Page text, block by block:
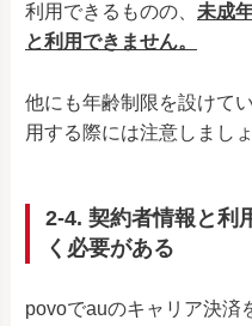
利用できるものの、 未成
と利用できません。
他にも年齢制限を設けて
用する際には注意しましょ
2-4. 契約者情報と利
く必要がある
povoでauのキャリア決済